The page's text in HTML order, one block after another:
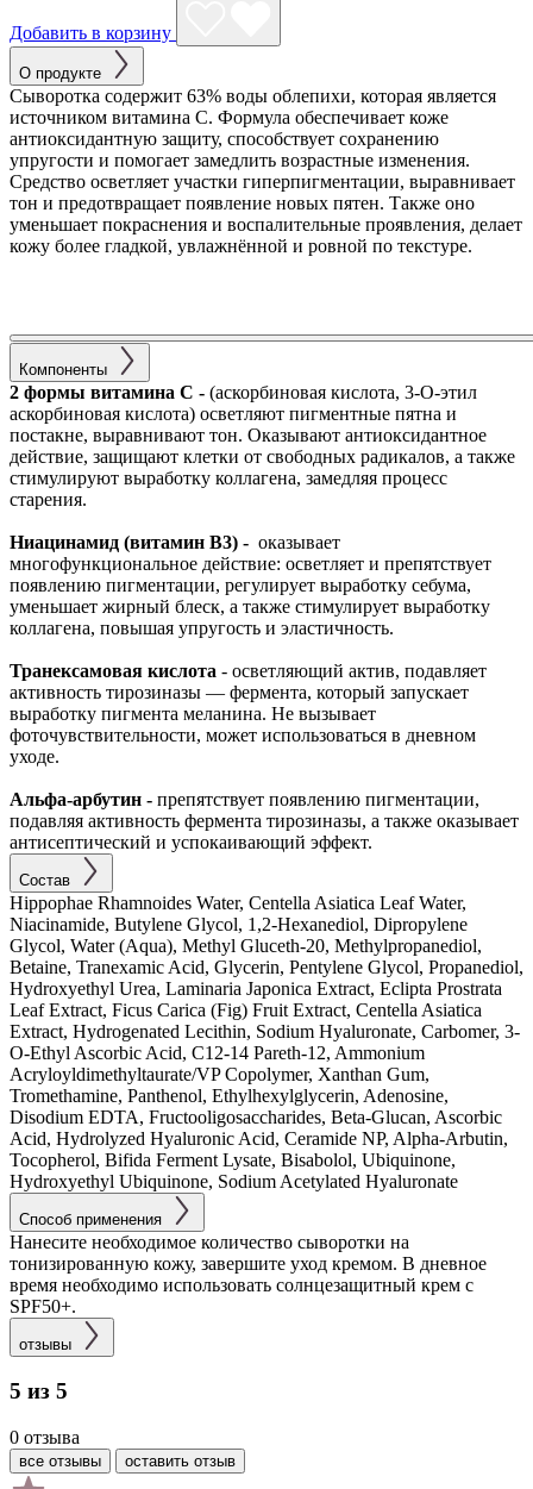
Добавить в корзину
О продукте
Сыворотка содержит 63% воды облепихи, которая является
источником витамина C. Формула обеспечивает коже
антиоксидантную защиту, способствует сохранению
упругости и помогает замедлить возрастные изменения.
Средство осветляет участки гиперпигментации, выравнивает
тон и предотвращает появление новых пятен. Также оно
уменьшает покраснения и воспалительные проявления, делает
кожу более гладкой, увлажнённой и ровной по текстуре.
Компоненты
2 формы витамина C - (аскорбиновая кислота, 3-О-этил
аскорбиновая кислота) осветляют пигментные пятна и
постакне, выравнивают тон. Оказывают антиоксидантное
действие, защищают клетки от свободных радикалов, а также
стимулируют выработку коллагена, замедляя процесс
старения.
Ниацинамид (витамин B3) - оказывает
многофункциональное действие: осветляет и препятствует
появлению пигментации, регулирует выработку себума,
уменьшает жирный блеск, а также стимулирует выработку
коллагена, повышая упругость и эластичность.
Транексамовая кислота - осветляющий актив, подавляет
активность тирозиназы — фермента, который запускает
выработку пигмента меланина. Не вызывает
фоточувствительности, может использоваться в дневном
уходе.
Альфа-арбутин - препятствует появлению пигментации,
подавляя активность фермента тирозиназы, а также оказывает
антисептический и успокаивающий эффект.
Состав
Hippophae Rhamnoides Water, Centella Asiatica Leaf Water,
Niacinamide, Butylene Glycol, 1,2-Hexanediol, Dipropylene
Glycol, Water (Aqua), Methyl Gluceth-20, Methylpropanediol,
Betaine, Tranexamic Acid, Glycerin, Pentylene Glycol, Propanediol,
Hydroxyethyl Urea, Laminaria Japonica Extract, Eclipta Prostrata
Leaf Extract, Ficus Carica (Fig) Fruit Extract, Centella Asiatica
Extract, Hydrogenated Lecithin, Sodium Hyaluronate, Carbomer, 3-
O-Ethyl Ascorbic Acid, C12-14 Pareth-12, Ammonium
Acryloyldimethyltaurate/VP Copolymer, Xanthan Gum,
Tromethamine, Panthenol, Ethylhexylglycerin, Adenosine,
Disodium EDTA, Fructooligosaccharides, Beta-Glucan, Ascorbic
Acid, Hydrolyzed Hyaluronic Acid, Ceramide NP, Alpha-Arbutin,
Tocopherol, Bifida Ferment Lysate, Bisabolol, Ubiquinone,
Hydroxyethyl Ubiquinone, Sodium Acetylated Hyaluronate
Способ применения
Нанесите необходимое количество сыворотки на
тонизированную кожу, завершите уход кремом. В дневное
время необходимо использовать солнцезащитный крем с
SPF50+.
отзывы
5 из 5
0 отзыва
все отзывы оставить отзыв